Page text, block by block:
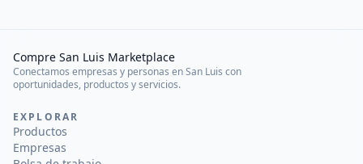
Compre San Luis Marketplace
Conectamos empresas y personas en San Luis con
oportunidades, productos y servicios.
EXPLORAR
Productos
Empresas